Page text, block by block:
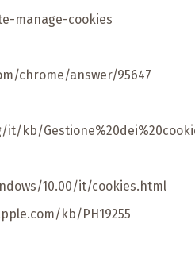
manage-cookies
chrome/answer/95647
kb/
10.00/it/cookies.html
kb/PH19255